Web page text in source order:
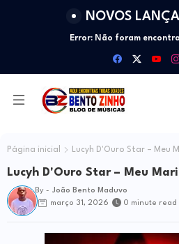
NOVOS
Error: Não foram
Página inicial Lucyh D'Ouro Star – Meu
Lucyh D'Ouro Star – Meu
By - João Bento Maduvo
março 31, 2026
0 minute read